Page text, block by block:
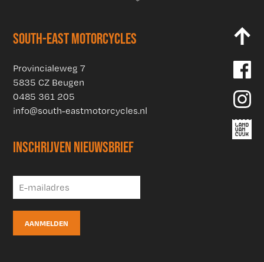
SOUTH-EAST MOTORCYCLES
Provincialeweg 7
5835 CZ Beugen
0485 361 205
info@south-eastmotorcycles.nl
INSCHRIJVEN NIEUWSBRIEF